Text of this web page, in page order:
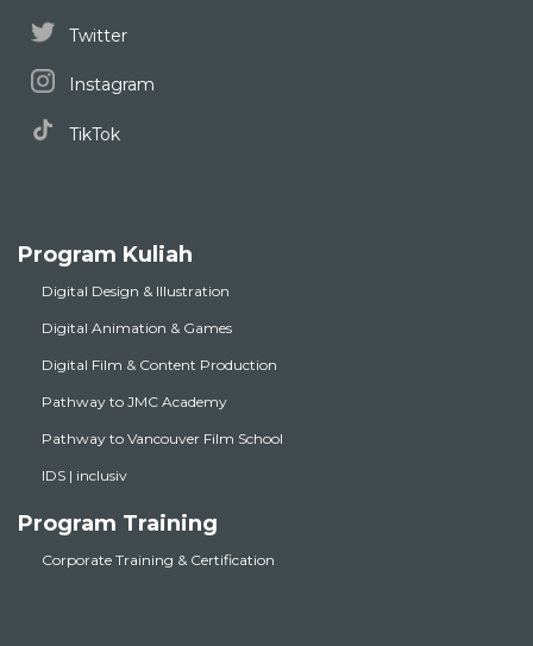
Twitter
Instagram
TikTok
Program Kuliah
Digital Design & Illustration
Digital Animation & Games
Digital Film & Content Production
Pathway to JMC Academy
Pathway to Vancouver Film School
IDS | inclusiv
Program Training
Corporate Training & Certification